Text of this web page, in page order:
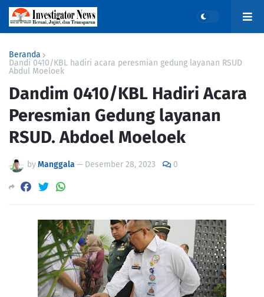
Beranda
Dandi 0410/KBL hadiri acara peresmian gedung layanan RSUD
Abdul Moeloek
Dandim 0410/KBL Hadiri Acara
Peresmian Gedung layanan
RSUD. Abdoel Moeloek
byManggala — Desember 28, 2023 0